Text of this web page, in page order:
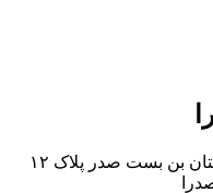
خیابان ملاصدرا نرسیده به پل کردستان بن بست صدر پلاک ۱۲